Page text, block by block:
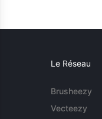
Le Réseau
Brusheezy
Vecteezy